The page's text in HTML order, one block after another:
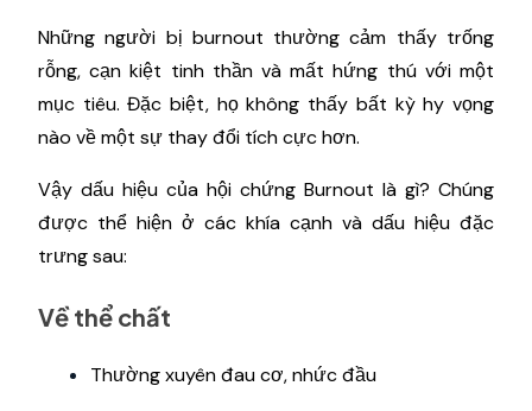
Những người bị burnout thường cảm thấy trống
rỗng, cạn kiệt tinh thần và mất hứng thú với một
mục tiêu. Đặc biệt, họ không thấy bất kỳ hy vọng
nào về một sự thay đổi tích cực hơn.
Vậy dấu hiệu của hội chứng Burnout là gì? Chúng
được thể hiện ở các khía cạnh và dấu hiệu đặc
trưng sau:
Về thể chất
Thường xuyên đau cơ, nhức đầu